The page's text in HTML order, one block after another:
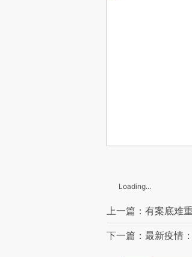
Loading...
上一篇：有案底难
下一篇：最新疫情